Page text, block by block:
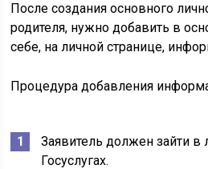
После создания основного
родителя, нужно добавить в
себе, на личной странице,
Процедура добавления
Заявитель должен зайти в
Госуслугах.